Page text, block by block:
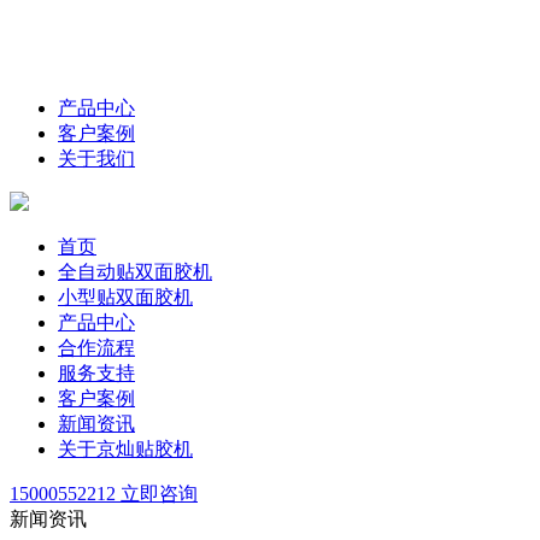
产品中心
客户案例
关于我们
首页
全自动贴双面胶机
小型贴双面胶机
产品中心
合作流程
服务支持
客户案例
新闻资讯
关于京灿贴胶机
15000552212 立即咨询
新闻资讯